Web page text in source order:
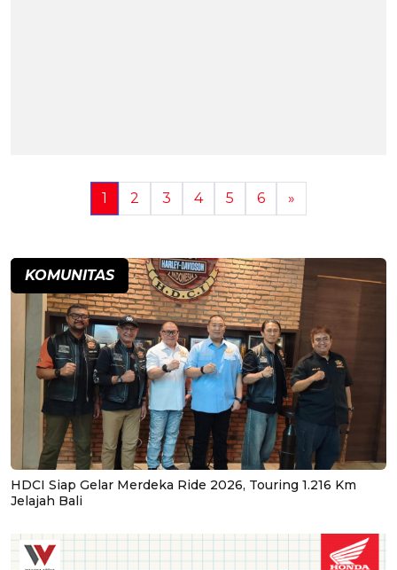
1 2 3 4 5 6 »
KOMUNITAS
HDCI Siap Gelar Merdeka Ride 2026, Touring 1.216 Km
Jelajah Bali